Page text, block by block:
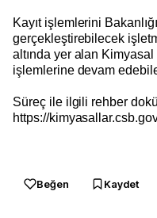
Kayıt işlemlerini
gerçekleştirebilecek
altında yer alan
işlemlerine devam
Süreç ile ilgili rehber
https://
Beğen Kaydet